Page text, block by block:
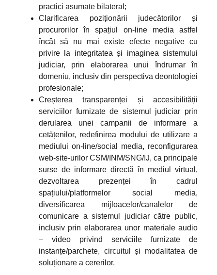
practici asumate bilateral;
Clarificarea poziționării judecătorilor și
procurorilor în spațiul on-line media astfel
încât să nu mai existe efecte negative cu
privire la integritatea și imaginea sistemului
judiciar, prin elaborarea unui îndrumar în
domeniu, inclusiv din perspectiva deontologiei
profesionale;
Creșterea transparenței și accesibilității
serviciilor furnizate de sistemul judiciar prin
derularea unei campanii de informare a
cetățenilor, redefinirea modului de utilizare a
mediului on-line/social media, reconfigurarea
web-site-urilor CSM/INM/SNG/IJ, ca principale
surse de informare directă în mediul virtual,
dezvoltarea prezenței în cadrul
spațiului/platformelor social media,
diversificarea mijloacelor/canalelor de
comunicare a sistemul judiciar către public,
inclusiv prin elaborarea unor materiale audio
– video privind serviciile furnizate de
instanțe/parchete, circuitul și modalitatea de
soluționare a cererilor.